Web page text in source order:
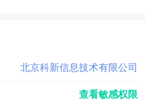
北京科新信息技术有限公司
查看敏感权限